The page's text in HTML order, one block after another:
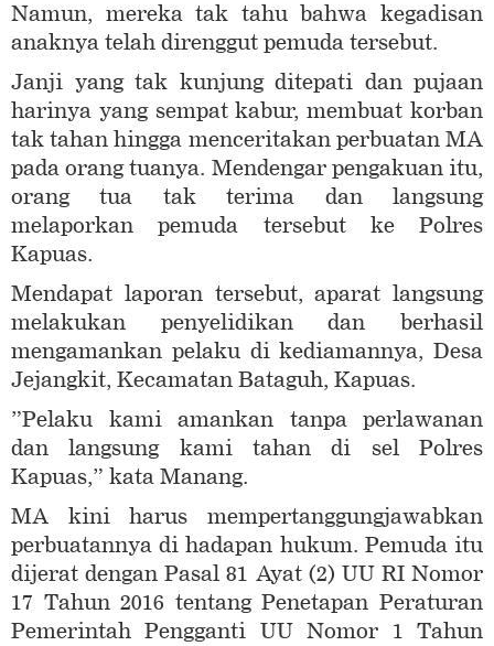
Namun, mereka tak tahu bahwa kegadisan
anaknya telah direnggut pemuda tersebut.
Janji yang tak kunjung ditepati dan pujaan
harinya yang sempat kabur, membuat korban
tak tahan hingga menceritakan perbuatan MA
pada orang tuanya. Mendengar pengakuan itu,
orang tua tak terima dan langsung
melaporkan pemuda tersebut ke Polres
Kapuas.
Mendapat laporan tersebut, aparat langsung
melakukan penyelidikan dan berhasil
mengamankan pelaku di kediamannya, Desa
Jejangkit, Kecamatan Bataguh, Kapuas.
”Pelaku kami amankan tanpa perlawanan
dan langsung kami tahan di sel Polres
Kapuas,” kata Manang.
MA kini harus mempertanggungjawabkan
perbuatannya di hadapan hukum. Pemuda itu
dijerat dengan Pasal 81 Ayat (2) UU RI Nomor
17 Tahun 2016 tentang Penetapan Peraturan
Pemerintah Pengganti UU Nomor 1 Tahun